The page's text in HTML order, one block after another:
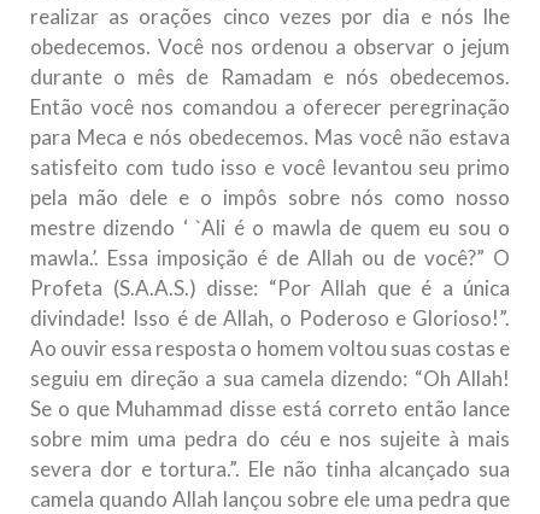
realizar as orações cinco vezes por dia e nós lhe
obedecemos. Você nos ordenou a observar o jejum
durante o mês de Ramadam e nós obedecemos.
Então você nos comandou a oferecer peregrinação
para Meca e nós obedecemos. Mas você não estava
satisfeito com tudo isso e você levantou seu primo
pela mão dele e o impôs sobre nós como nosso
mestre dizendo ‘ `Ali é o mawla de quem eu sou o
mawla.’. Essa imposição é de Allah ou de você?” O
Profeta (S.A.A.S.) disse: “Por Allah que é a única
divindade! Isso é de Allah, o Poderoso e Glorioso!”.
Ao ouvir essa resposta o homem voltou suas costas e
seguiu em direção a sua camela dizendo: “Oh Allah!
Se o que Muhammad disse está correto então lance
sobre mim uma pedra do céu e nos sujeite à mais
severa dor e tortura.”. Ele não tinha alcançado sua
camela quando Allah lançou sobre ele uma pedra que